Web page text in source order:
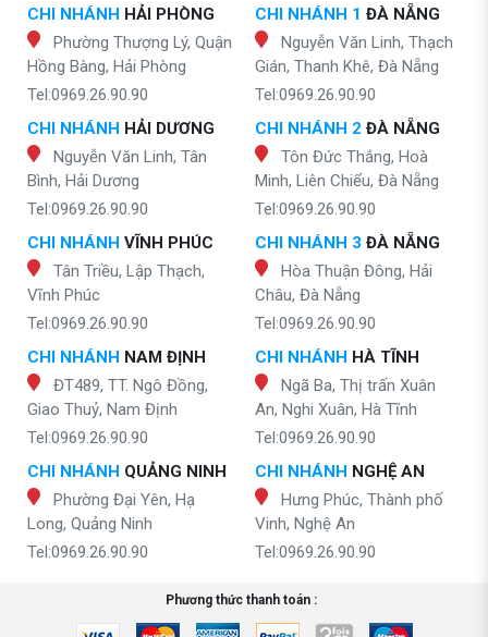
CHI NHÁNH HẢI PHÒNG
Phường Thượng Lý, Quận
Hồng Bàng, Hải Phòng
Tel:0969.26.90.90
CHI NHÁNH HẢI DƯƠNG
Nguyễn Văn Linh, Tân
Bình, Hải Dương
Tel:0969.26.90.90
CHI NHÁNH VĨNH PHÚC
Tân Triều, Lập Thạch,
Vĩnh Phúc
Tel:0969.26.90.90
CHI NHÁNH NAM ĐỊNH
ĐT489, TT. Ngô Đồng,
Giao Thuỷ, Nam Định
Tel:0969.26.90.90
CHI NHÁNH QUẢNG NINH
Phường Đại Yên, Hạ
Long, Quảng Ninh
Tel:0969.26.90.90
CHI NHÁNH 1 ĐÀ NẴNG
Nguyễn Văn Linh, Thạch
Gián, Thanh Khê, Đà Nẵng
Tel:0969.26.90.90
CHI NHÁNH 2 ĐÀ NẴNG
Tôn Đức Thắng, Hoà
Minh, Liên Chiểu, Đà Nẵng
Tel:0969.26.90.90
CHI NHÁNH 3 ĐÀ NẴNG
Hòa Thuận Đông, Hải
Châu, Đà Nẵng
Tel:0969.26.90.90
CHI NHÁNH HÀ TĨNH
Ngã Ba, Thị trấn Xuân
An, Nghi Xuân, Hà Tĩnh
Tel:0969.26.90.90
CHI NHÁNH NGHỆ AN
Hưng Phúc, Thành phố
Vinh, Nghệ An
Tel:0969.26.90.90
Phương thức thanh toán :